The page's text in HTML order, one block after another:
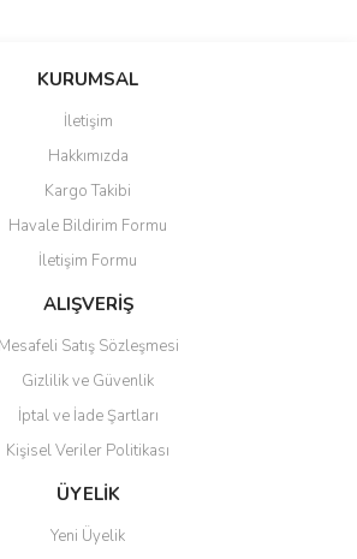
ürüne ilk yorumu siz yapın!
bozuk veya görüntülenemiyor.
eksik bilgiler bulunuyor.
hatalar bulunuyor.
daha pahalı.
alternatifler olmalı.
Gönder
KURUMSAL
İletişim
Hakkımızda
Kargo Takibi
Havale Bildirim Formu
İletişim Formu
ALIŞVERİŞ
Mesafeli Satış Sözleşmesi
Gizlilik ve Güvenlik
İptal ve İade Şartları
Kişisel Veriler Politikası
ÜYELİK
Yeni Üyelik